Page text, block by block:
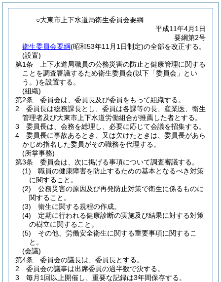
○大東市上下水道局衛生委員会要綱
平成11年4月1日
要綱第2号
衛生委員会要綱(昭和53年11月1日制定)の全部を改正する。
(設置)
第1条
上下水道局職員の公務災害の防止と健康管理に関する
ことを調査審議するため衛生委員会(以下「委員会」とい
う。)を設置する。
(組織)
第2条
委員会は、委員長及び委員をもって組織する。
2
委員長は総務課長とし、委員は各課等の長、産業医、衛生
管理者及び大東市上下水道労働組合が推薦した者とする。
3
委員長は、会務を総理し、必要に応じて会議を招集する。
4
委員長に事故あるとき、又は欠けたときは、委員長があら
かじめ指名した委員がその職務を代理する。
(所掌事務)
第3条
委員会は、次に掲げる事項について調査審議する。
(1)
職員の健康障害を防止するための基本となるべき対策
に関すること。
(2)
公務災害の原因及び再発防止対策で衛生に係るものに
関すること。
(3)
衛生に関する規程の作成。
(4)
定期に行われる健康診断の実施及び結果に対する対策
の樹立に関すること。
(5)
その他、労働安全衛生に関する重要事項に関するこ
と。
(会議)
第4条
委員会の議長は、委員長とする。
2
委員会の議事は出席委員の過半数で決する。
3
毎月1回以上開催し、重要な記録は3年間保存する。